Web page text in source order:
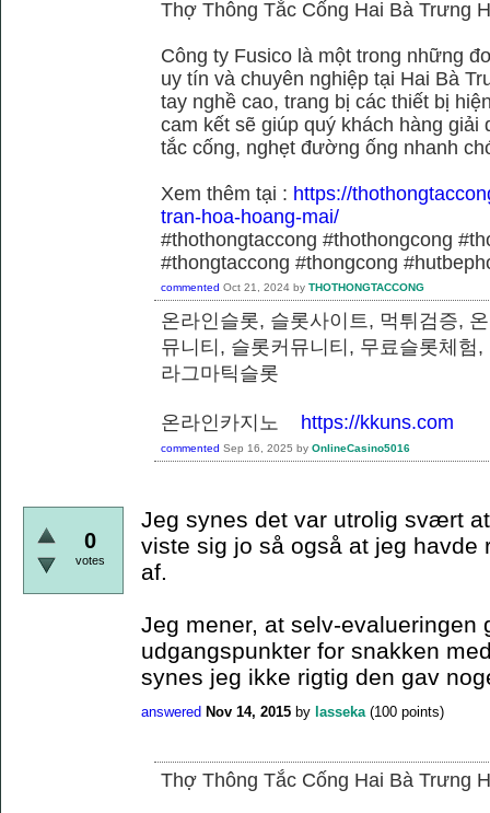
Thợ Thông Tắc Cống Hai Bà Trưng
Công ty Fusico là một trong những
uy tín và chuyên nghiệp tại Hai Bà
tay nghề cao, trang bị các thiết bị
cam kết sẽ giúp quý khách hàng
tắc cống, nghẹt đường ống nhanh
Xem thêm tại : https://
tran-hoa-hoang-mai/
#thothongtaccong #thothongcong
#thongtaccong #thongcong
commented Oct 21, 2024 by THOTHONGTACCONG
온라인슬롯, 슬롯사이트, 먹튀검증,
뮤니티, 슬롯커뮤니티, 무료슬롯체험
라그마틱슬롯
온라인카지노 https://kkuns.com
commented Sep 16, 2025 by OnlineCasino5016
0
votes
Jeg synes det var utrolig svært
viste sig jo så også at jeg
af.
Jeg mener, at selv-evalueringen
udgangspunkter for snakken
synes jeg ikke rigtig den gav
answered Nov 14, 2015 by lasseka (100 points)
Thợ Thông Tắc Cống Hai Bà Trưng